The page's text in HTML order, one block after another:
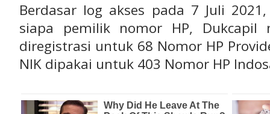
Berdasar log akses pada 7 Juli
siapa pemilik nomor HP, Dukcapil
diregistrasi untuk 68 Nomor HP
NIK dipakai untuk 403 Nomor HP